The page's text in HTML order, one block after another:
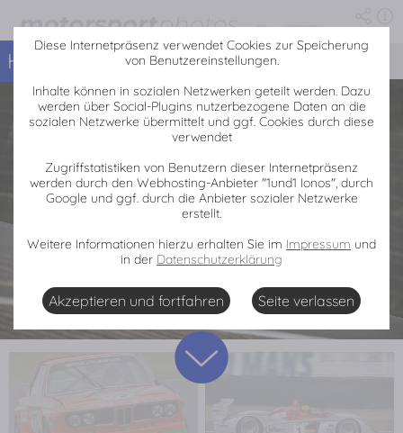
Diese Internetpräsenz verwendet Cookies zur Speicherung
von Benutzereinstellungen.
Inhalte können in sozialen Netzwerken geteilt werden. Dazu
werden über Social-Plugins nutzerbezogene Daten an die
sozialen Netzwerke übermittelt und ggf. Cookies durch diese
verwendet
Zugriffstatistiken von Benutzern dieser Internetpräsenz
werden durch den Webhosting-Anbieter "1und1 Ionos", durch
Google und ggf. durch die Anbieter sozialer Netzwerke
erstellt.
Weitere Informationen hierzu erhalten Sie im Impressum und
in der Datenschutzerklärung
Akzeptieren und fortfahren Seite verlassen
Home Historische Rennfahrzeuge
Die Fotoserie enhält 35 Fotos von der Veranstaltung Historische Rennfahrzeuge, 0000